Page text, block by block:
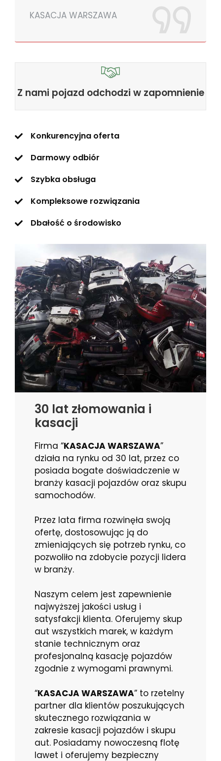
KASACJA WARSZAWA
Z nami pojazd odchodzi w zapomnienie
Konkurencyjna oferta
Darmowy odbiór
Szybka obsługa
Kompleksowe rozwiązania
Dbałość o środowisko
30 lat złomowania i
kasacji
Firma “KASACJA WARSZAWA”
działa na rynku od 30 lat, przez co
posiada bogate doświadczenie w
branży kasacji pojazdów oraz skupu
samochodów.
Przez lata firma rozwinęła swoją
ofertę, dostosowując ją do
zmieniających się potrzeb rynku, co
pozwoliło na zdobycie pozycji lidera
w branży.
Naszym celem jest zapewnienie
najwyższej jakości usług i
satysfakcji klienta. Oferujemy skup
aut wszystkich marek, w każdym
stanie technicznym oraz
profesjonalną kasację pojazdów
zgodnie z wymogami prawnymi.
“KASACJA WARSZAWA” to rzetelny
partner dla klientów poszukujących
skutecznego rozwiązania w
zakresie kasacji pojazdów i skupu
aut. Posiadamy nowoczesną flotę
lawet i oferujemy bezpieczny